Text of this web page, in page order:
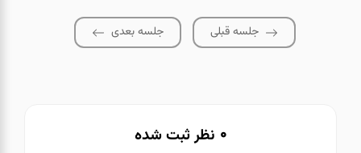
جلسه قبلی جلسه بعدی
0 نظر ثبت شده